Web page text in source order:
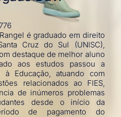
é graduado em direito
Cruz do Sul (UNISC),
destaque de melhor aluno
aos estudos passou a
Educação, atuando com
relacionados ao FIES,
de inúmeros problemas
desde o início da
de pagamento do